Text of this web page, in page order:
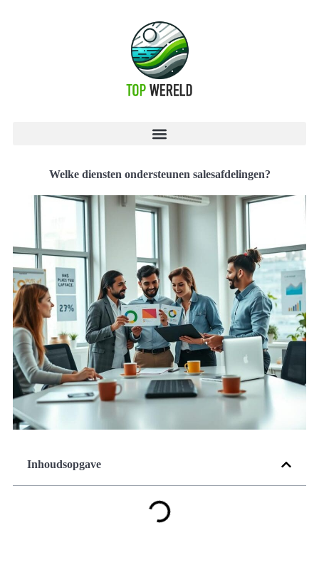
Welke diensten ondersteunen salesafdelingen?
Inhoudsopgave